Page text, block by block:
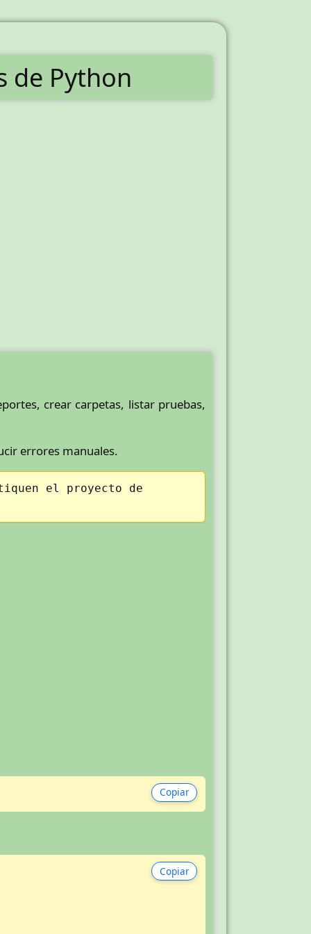
de Python
crear carpetas, listar pruebas,
errores manuales.
el proyecto de
Copiar
Copiar